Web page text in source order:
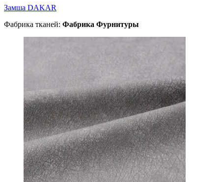
Замша DAKAR
Фабрика тканей: Фабрика Фурнитуры